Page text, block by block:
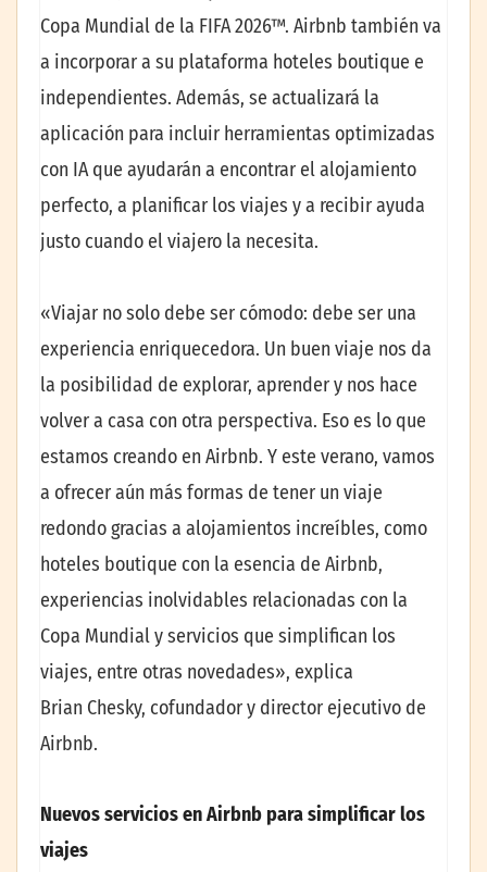
Copa Mundial de la FIFA 2026™. Airbnb también va
a incorporar a su plataforma hoteles boutique e
independientes. Además, se actualizará la
aplicación para incluir herramientas optimizadas
con IA que ayudarán a encontrar el alojamiento
perfecto, a planificar los viajes y a recibir ayuda
justo cuando el viajero la necesita.
«Viajar no solo debe ser cómodo: debe ser una
experiencia enriquecedora. Un buen viaje nos da
la posibilidad de explorar, aprender y nos hace
volver a casa con otra perspectiva. Eso es lo que
estamos creando en Airbnb. Y este verano, vamos
a ofrecer aún más formas de tener un viaje
redondo gracias a alojamientos increíbles, como
hoteles boutique con la esencia de Airbnb,
experiencias inolvidables relacionadas con la
Copa Mundial y servicios que simplifican los
viajes, entre otras novedades», explica
Brian Chesky, cofundador y director ejecutivo de
Airbnb.
Nuevos servicios en Airbnb para simplificar los
viajes